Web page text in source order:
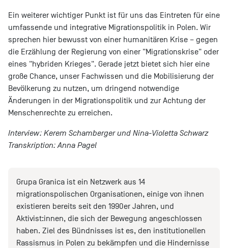
Ein weiterer wichtiger Punkt ist für uns das Eintreten für eine
umfassende und integrative Migrationspolitik in Polen. Wir
sprechen hier bewusst von einer humanitären Krise – gegen
die Erzählung der Regierung von einer "Migrationskrise" oder
eines "hybriden Krieges". Gerade jetzt bietet sich hier eine
große Chance, unser Fachwissen und die Mobilisierung der
Bevölkerung zu nutzen, um dringend notwendige
Änderungen in der Migrationspolitik und zur Achtung der
Menschenrechte zu erreichen.
Interview: Kerem Schamberger und Nina-Violetta Schwarz
Transkription: Anna Pagel
Grupa Granica ist ein Netzwerk aus 14
migrationspolischen Organisationen, einige von ihnen
existieren bereits seit den 1990er Jahren, und
Aktivist:innen, die sich der Bewegung angeschlossen
haben. Ziel des Bündnisses ist es, den institutionellen
Rassismus in Polen zu bekämpfen und die Hindernisse